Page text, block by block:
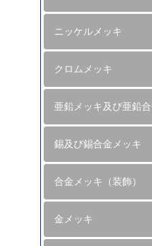
ニッケルメッキ
クロムメッキ
亜鉛メッキ及び亜鉛
錫及び錫合金メッキ
合金メッキ（装飾）
金メッキ